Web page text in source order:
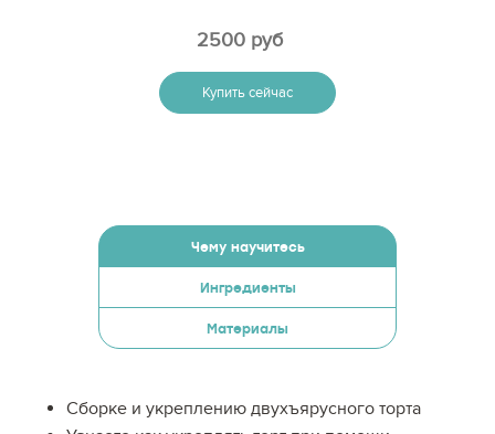
2500 руб
Купить сейчас
Чему научитесь
Ингредиенты
Материалы
Сборке и укреплению двухъярусного торта